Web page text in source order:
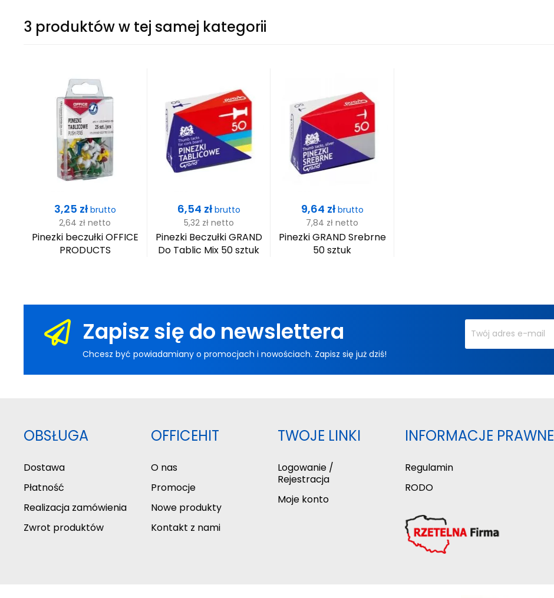
3 produktów w tej samej kategorii
Cena
3,25 zł brutto
2,64 zł netto
Pinezki beczułki OFFICE
PRODUCTS
Cena
6,54 zł brutto
5,32 zł netto
Pinezki Beczułki GRAND
Do Tablic Mix 50 sztuk
Cena
9,64 zł brutto
7,84 zł netto
Pinezki GRAND Srebrne
50 sztuk
Zapisz się do newslettera
Chcesz być powiadamiany o promocjach i nowościach. Zapisz się już dziś!
OBSŁUGA
Dostawa
Płatność
Realizacja zamówienia
Zwrot produktów
OFFICEHIT
O nas
Promocje
Nowe produkty
Kontakt z nami
TWOJE LINKI
Logowanie /
Rejestracja
Moje konto
INFORMACJE PRAWNE
Regulamin
RODO